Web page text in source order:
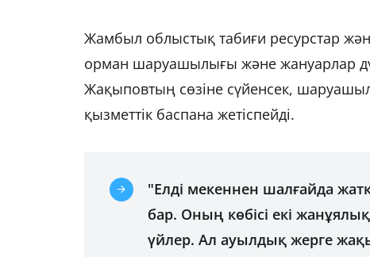
Жамбыл облыстық табиғи ресурстар
орман шаруашылығы және жануарлар
Жақыповтың сөзіне сүйенсек,
қызметтік баспана жетіспейді.
"Елді мекеннен шалғайда
бар. Оның көбісі екі
үйлер. Ал ауылдық жерге